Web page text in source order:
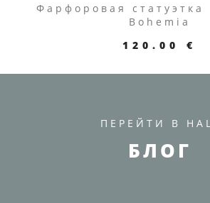
Фарфоровая статуэтка
Bohemia
120.00 €
ПЕРЕЙТИ В
БЛОГ